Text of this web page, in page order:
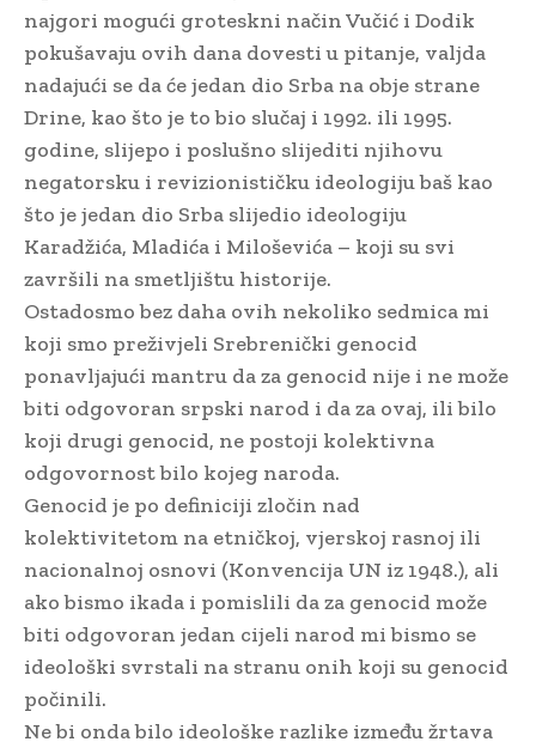
najgori mogući groteskni način Vučić i Dodik
pokušavaju ovih dana dovesti u pitanje, valjda
nadajući se da će jedan dio Srba na obje strane
Drine, kao što je to bio slučaj i 1992. ili 1995.
godine, slijepo i poslušno slijediti njihovu
negatorsku i revizionističku ideologiju baš kao
što je jedan dio Srba slijedio ideologiju
Karadžića, Mladića i Miloševića – koji su svi
završili na smetljištu historije.
Ostadosmo bez daha ovih nekoliko sedmica mi
koji smo preživjeli Srebrenički genocid
ponavljajući mantru da za genocid nije i ne može
biti odgovoran srpski narod i da za ovaj, ili bilo
koji drugi genocid, ne postoji kolektivna
odgovornost bilo kojeg naroda.
Genocid je po definiciji zločin nad
kolektivitetom na etničkoj, vjerskoj rasnoj ili
nacionalnoj osnovi (Konvencija UN iz 1948.), ali
ako bismo ikada i pomislili da za genocid može
biti odgovoran jedan cijeli narod mi bismo se
ideološki svrstali na stranu onih koji su genocid
počinili.
Ne bi onda bilo ideološke razlike između žrtava